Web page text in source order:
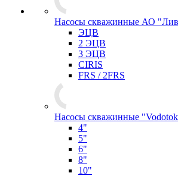
Насосы скважинные АО
ЭЦВ
2 ЭЦВ
3 ЭЦВ
CIRIS
FRS / 2FRS
Насосы скважинные
4"
5"
6"
8"
10"